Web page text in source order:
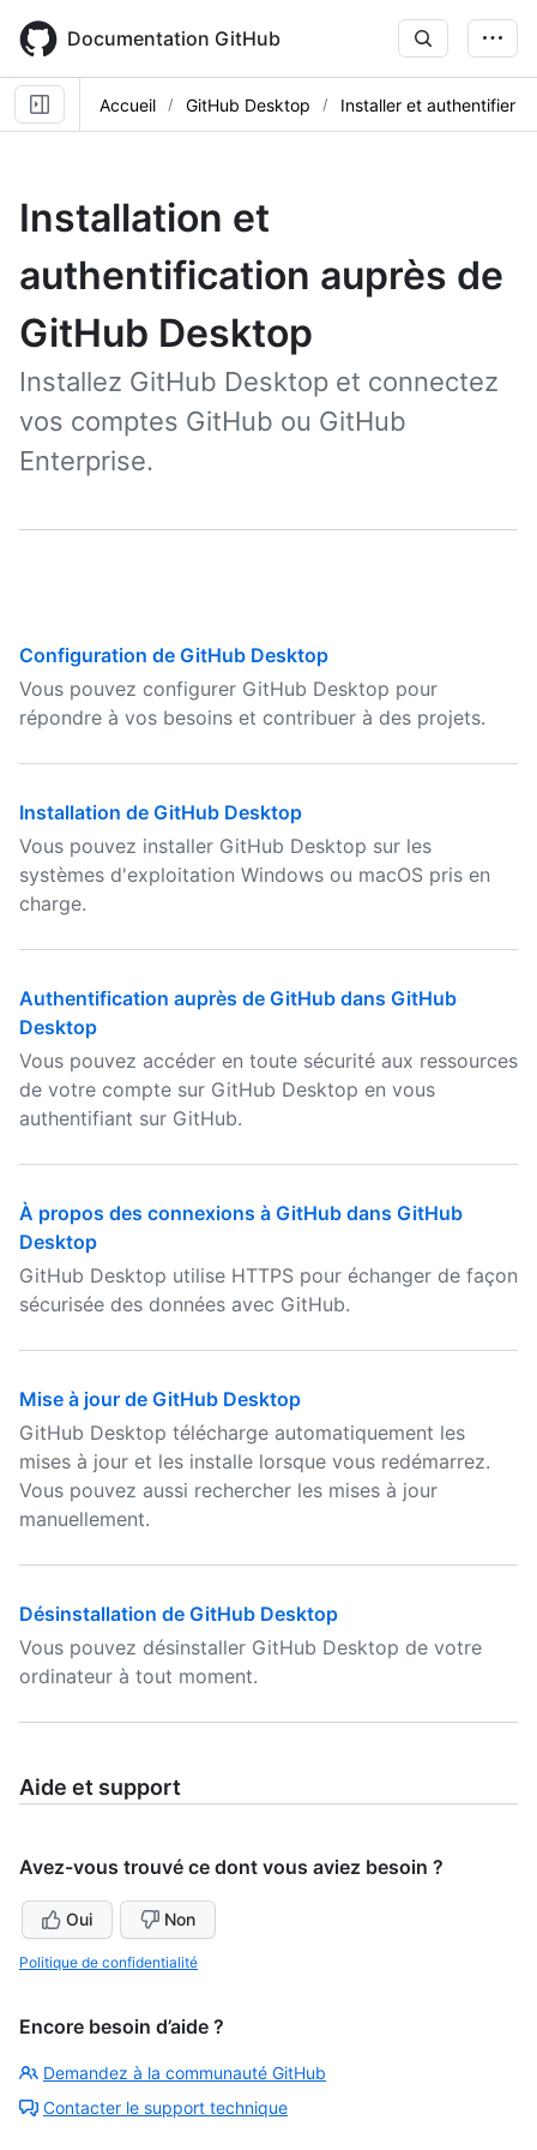
main
content
Documentation GitHub
Accueil GitHub Desktop Installer et authentifier
Installation et
authentification auprès de
GitHub Desktop
Installez GitHub Desktop et connectez
vos comptes GitHub ou GitHub
Enterprise.
Configuration de GitHub Desktop
Vous pouvez configurer GitHub Desktop pour
répondre à vos besoins et contribuer à des projets.
Installation de GitHub Desktop
Vous pouvez installer GitHub Desktop sur les
systèmes d'exploitation Windows ou macOS pris en
charge.
Authentification auprès de GitHub dans GitHub
Desktop
Vous pouvez accéder en toute sécurité aux ressources
de votre compte sur GitHub Desktop en vous
authentifiant sur GitHub.
À propos des connexions à GitHub dans GitHub
Desktop
GitHub Desktop utilise HTTPS pour échanger de façon
sécurisée des données avec GitHub.
Mise à jour de GitHub Desktop
GitHub Desktop télécharge automatiquement les
mises à jour et les installe lorsque vous redémarrez.
Vous pouvez aussi rechercher les mises à jour
manuellement.
Désinstallation de GitHub Desktop
Vous pouvez désinstaller GitHub Desktop de votre
ordinateur à tout moment.
Aide et support
Avez-vous trouvé ce dont vous aviez besoin ?
Oui Non
Politique de confidentialité
Encore besoin d’aide ?
Demandez à la communauté GitHub
Contacter le support technique